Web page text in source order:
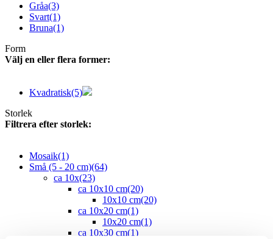
Gråa(3)
Svart(1)
Bruna(1)
Form
Välj en eller flera former:
Kvadratisk(5)
Storlek
Filtrera efter storlek:
Mosaik(1)
Små (5 - 20 cm)(64)
ca 10x(23)
ca 10x10 cm(20)
10x10 cm(20)
ca 10x20 cm(1)
10x20 cm(1)
ca 10x30 cm(1)